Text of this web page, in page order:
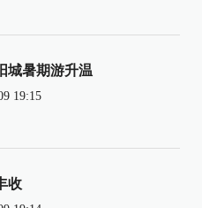
城暑期游升温
19:15
收